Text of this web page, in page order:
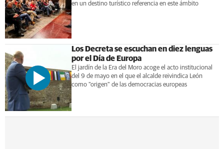
en un destino turístico referencia en este ámbito
Los Decreta se escuchan en diez lenguas
por el Día de Europa
El jardín de la Era del Moro acoge el acto institucional
del 9 de mayo en el que el alcalde reivindica León
como "origen" de las democracias europeas